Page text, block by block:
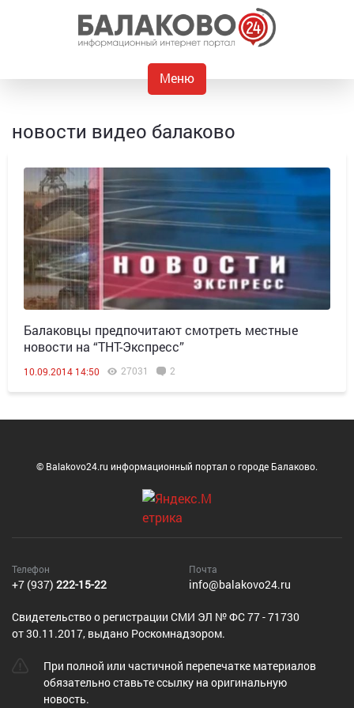
Меню
новости видео балаково
Балаковцы предпочитают смотреть местные
новости на “ТНТ-Экспресс”
10.09.2014 14:50 27031 2
© Balakovo24.ru информационный портал о городе Балаково.
Телефон
+7 (937) 222-15-22
Почта
info@balakovo24.ru
Cвидетельство о регистрации СМИ ЭЛ № ФС 77 - 71730
от 30.11.2017, выдано Роскомнадзором.
При полной или частичной перепечатке материалов
обязательно ставьте ссылку на оригинальную
новость.